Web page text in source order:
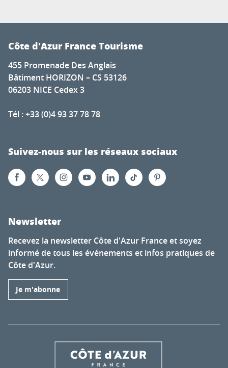
Côte d'Azur France Tourisme
455 Promenade Des Anglais
Bâtiment HORIZON – CS 53126
06203 NICE Cedex 3
Tél : +33 (0)4 93 37 78 78
Suivez-nous sur les réseaux sociaux
Newsletter
Recevez la newsletter Côte d'Azur France et soyez
informé de tous les événements et infos pratiques de
Côte d'Azur.
Je m'abonne